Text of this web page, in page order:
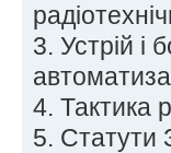
3. Устрій і
4. Тактика
5. Статути